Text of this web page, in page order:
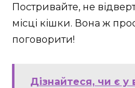
Постривайте, не
місці кішки. Вона ж
поговорити!
Дізнайтеся, чи є у